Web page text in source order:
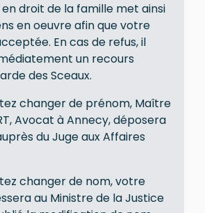
droit de la famille met ainsi
en oeuvre afin que votre
En cas de refus, il
un recours
des Sceaux.
changer de prénom, Maître
Avocat à Annecy, déposera
du Juge aux Affaires
changer de nom, votre
au Ministre de la Justice